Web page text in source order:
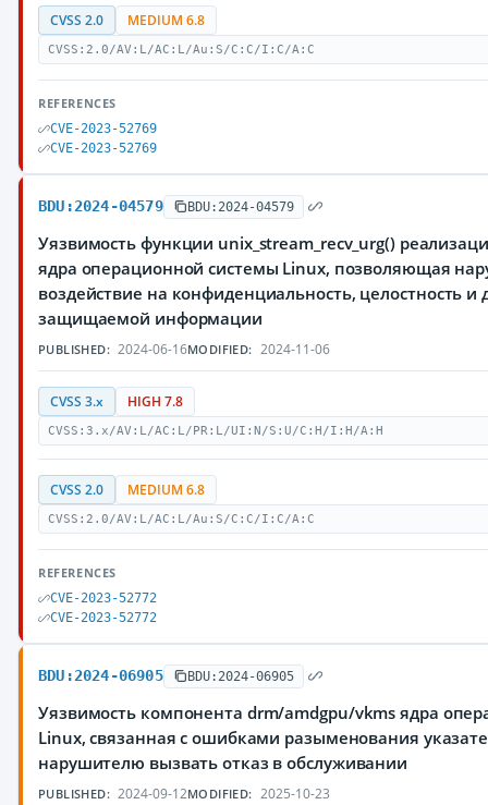
CVSS 2.0 MEDIUM 6.8
CVSS:2.0/AV:L/AC:L/Au:S/C:C/I:C/A:C
REFERENCES
CVE-2023-52769
CVE-2023-52769
BDU:2024-04579 BDU:2024-04579
Уязвимость функции unix_stream_recv_urg()
ядра операционной системы Linux, позволяющая
воздействие на конфиденциальность, целостность и
защищаемой информации
PUBLISHED: 2024-06-16MODIFIED: 2024-11-06
CVSS 3.x HIGH 7.8
CVSS:3.x/AV:L/AC:L/PR:L/UI:N/S:U/C:H/I:H/A:H
CVSS 2.0 MEDIUM 6.8
CVSS:2.0/AV:L/AC:L/Au:S/C:C/I:C/A:C
REFERENCES
CVE-2023-52772
CVE-2023-52772
BDU:2024-06905 BDU:2024-06905
Уязвимость компонента drm/amdgpu/vkms ядра
Linux, связанная с ошибками разыменования
нарушителю вызвать отказ в обслуживании
PUBLISHED: 2024-09-12MODIFIED: 2025-10-23